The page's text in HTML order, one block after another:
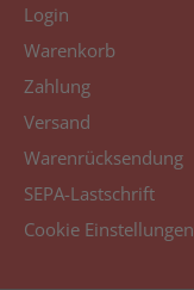
Login
Warenkorb
Zahlung
Versand
Warenrücksendung
SEPA-Lastschrift
Cookie Einstellungen